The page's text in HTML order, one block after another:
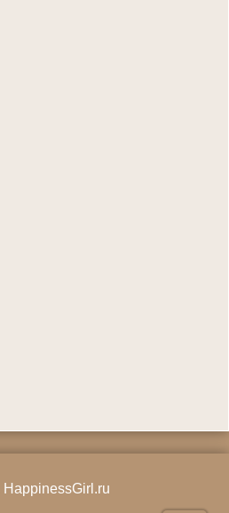
HappinessGirl.ru